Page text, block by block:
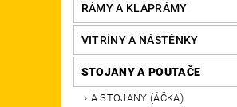
DOPLŇKY OBCHODNÍ
RÁMY A KLAPRÁMY
VITRÍNY A NÁSTĚNKY
STOJANY A POUTAČE
A STOJANY (ÁČKA)